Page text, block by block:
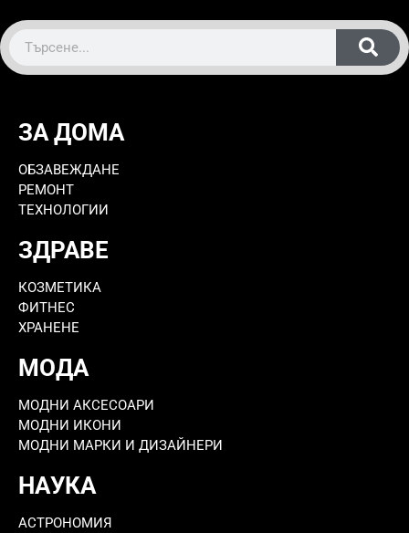
ЗА ДОМА
ОБЗАВЕЖДАНЕ
РЕМОНТ
ТЕХНОЛОГИИ
ЗДРАВЕ
КОЗМЕТИКА
ФИТНЕС
ХРАНЕНЕ
МОДА
МОДНИ АКСЕСОАРИ
МОДНИ ИКОНИ
МОДНИ МАРКИ И ДИЗАЙНЕРИ
НАУКА
АСТРОНОМИЯ